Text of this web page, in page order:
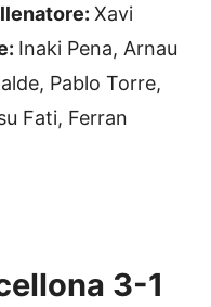
Xavi
Inaki Pena, Arnau
Pablo Torre,
Fati, Ferran
3-1